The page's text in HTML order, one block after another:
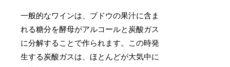
一般的なワインは、ブドウの果汁に含ま
れる糖分を酵母がアルコールと炭酸ガス
に分解することで作られます。この時発
生する炭酸ガスは、ほとんどが大気中に